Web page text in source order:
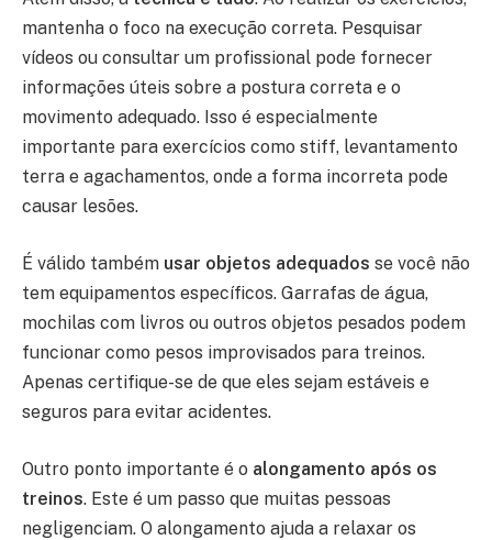
mantenha o foco na execução correta. Pesquisar
vídeos ou consultar um profissional pode fornecer
informações úteis sobre a postura correta e o
movimento adequado. Isso é especialmente
importante para exercícios como stiff, levantamento
terra e agachamentos, onde a forma incorreta pode
causar lesões.
É válido também usar objetos adequados se você não
tem equipamentos específicos. Garrafas de água,
mochilas com livros ou outros objetos pesados podem
funcionar como pesos improvisados para treinos.
Apenas certifique-se de que eles sejam estáveis e
seguros para evitar acidentes.
Outro ponto importante é o alongamento após os
treinos. Este é um passo que muitas pessoas
negligenciam. O alongamento ajuda a relaxar os